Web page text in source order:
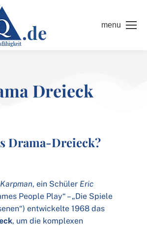
menu
Dreieck
Drama-Dreieck?
, ein Schüler Eric
People Play“ – „Die Spiele
entwickelte 1968 das
, um die komplexen